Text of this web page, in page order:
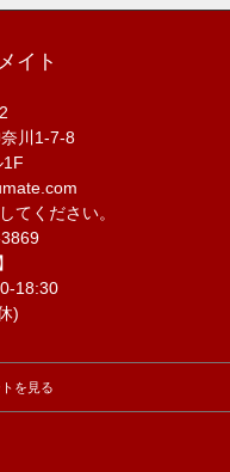
イト
川1-7-8
1F
てください。
18:30
)
を見る